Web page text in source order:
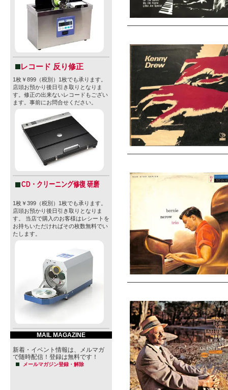
レコード 反り修正
1枚￥899（税別）1枚でも承ります。
店頭お預かり後日引き取りとなりま
す。修正の出来ないレコードもござい
ます。事前にお問合せください。
CD・クリーニング修復 研磨
1枚￥399（税別）1枚でも承ります。
店頭お預かり後日引き取りとなりま
す。 当店で購入のお客様はレシートを
お持ちいただければその枚数無料でい
たします。
MAIL MAGAZINE
新着・イベント情報は、メルマガ
で随時配信！登録は無料です！
メールマガジン登録・解除